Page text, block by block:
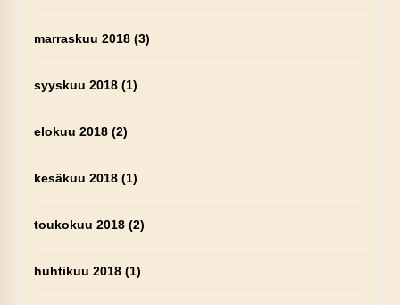
marraskuu 2018(3)
syyskuu 2018(1)
elokuu 2018(2)
kesäkuu 2018(1)
toukokuu 2018(2)
huhtikuu 2018(1)